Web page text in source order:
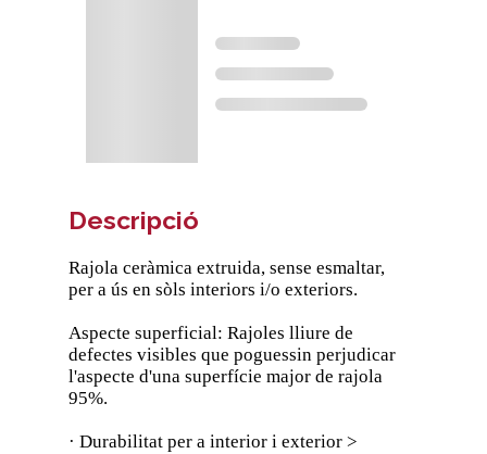
Descripció
Rajola ceràmica extruida, sense esmaltar,
per a ús en sòls interiors i/o exteriors.
Aspecte superficial: Rajoles lliure de
defectes visibles que poguessin perjudicar
l'aspecte d'una superfície major de rajola
95%.
· Durabilitat per a interior i exterior >